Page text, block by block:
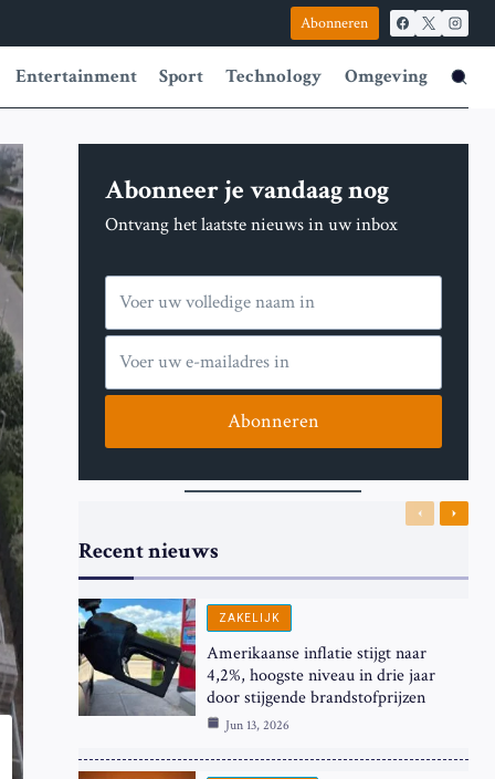
Abonneren
Entertainment Sport Technology Omgeving
Abonneer je vandaag nog
Ontvang het laatste nieuws in uw inbox
Abonneren
Recent nieuws
Previous
Next
ZAKELIJK
Amerikaanse inflatie stijgt naar
4,2%, hoogste niveau in drie jaar
door stijgende brandstofprijzen
Jun 13, 2026